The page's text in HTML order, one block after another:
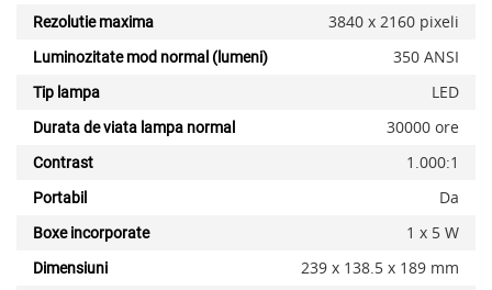
Rezolutie maxima 3840 x 2160 pixeli
Luminozitate mod normal (lumeni) 350 ANSI
Tip lampa LED
Durata de viata lampa normal 30000 ore
Contrast 1.000:1
Portabil Da
Boxe incorporate 1 x 5 W
Dimensiuni 239 x 138.5 x 189 mm
x